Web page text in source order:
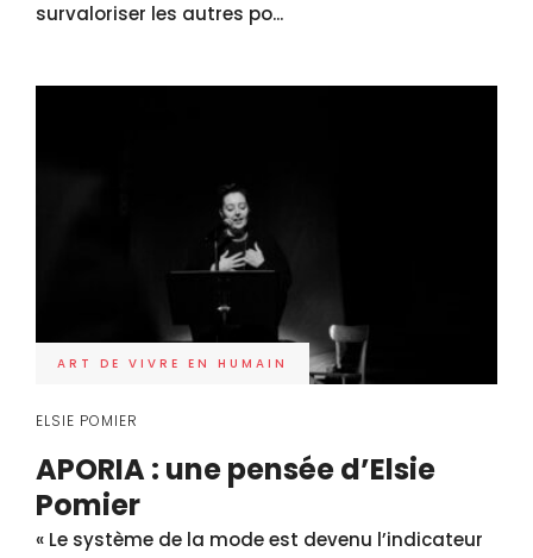
survaloriser les autres po...
ART DE VIVRE EN HUMAIN
ELSIE POMIER
APORIA : une pensée d’Elsie
Pomier
« Le système de la mode est devenu l’indicateur